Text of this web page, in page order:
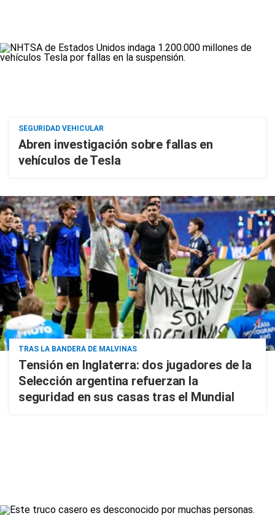
SEGURIDAD VEHICULAR
Abren investigación sobre fallas en
vehículos de Tesla
TRAS LA BANDERA DE MALVINAS
Tensión en Inglaterra: dos jugadores de la
Selección argentina refuerzan la
seguridad en sus casas tras el Mundial